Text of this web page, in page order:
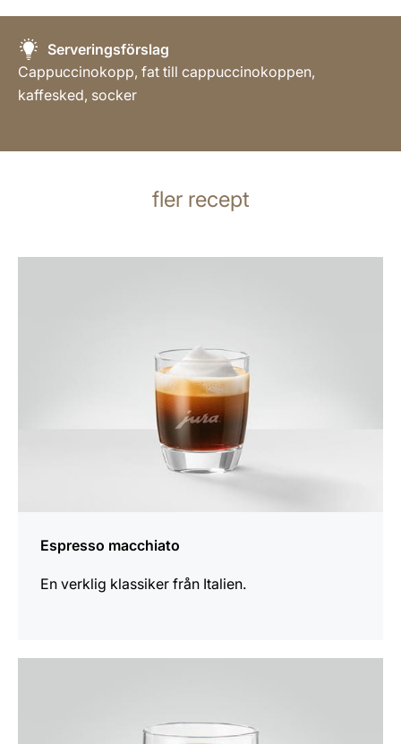
Serveringsförslag
Cappuccinokopp, fat till cappuccinokoppen,
kaffesked, socker
fler recept
Espresso macchiato
En verklig klassiker från Italien.